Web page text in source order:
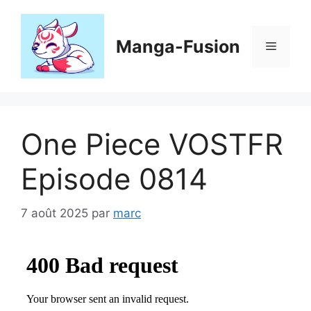
contenu
Manga-Fusion Menu
One Piece VOSTFR
Episode 0814
7 août 2025 par marc